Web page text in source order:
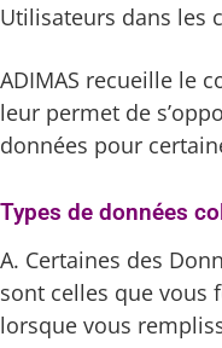
Utilisateurs dans les
ADIMAS recueille le
leur permet de
données pour
Types de données
A. Certaines des
sont celles que vous
lorsque vous